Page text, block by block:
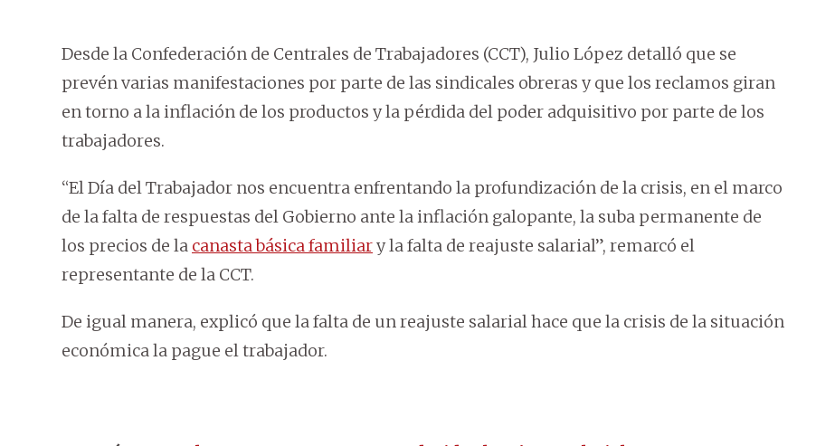
Desde la Confederación de Centrales de Trabajadores (CCT), Julio López detalló que se
prevén varias manifestaciones por parte de las sindicales obreras y que los reclamos giran
en torno a la inflación de los productos y la pérdida del poder adquisitivo por parte de los
trabajadores.
“El Día del Trabajador nos encuentra enfrentando la profundización de la crisis, en el marco
de la falta de respuestas del Gobierno ante la inflación galopante, la suba permanente de
los precios de la canasta básica familiary la falta de reajuste salarial”, remarcó el
representante de la CCT.
De igual manera, explicó que la falta de un reajuste salarial hace que la crisis de la situación
económica la pague el trabajador.